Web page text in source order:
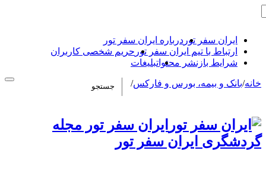
ایران سفر تور درباره ایران سفر تور
ارتباط با تیم ایران سفر تور حریم شخصی کاربران
شرایط بازنشر محتوا تبلیغات
ایران سفر تور مجله
گردشگری ایران سفر تور
خانه/بانک و بیمه، بورس و فارکس/